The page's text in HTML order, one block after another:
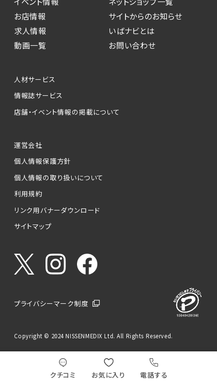
クチコミ お気に入り 電話する
お店情報
求人情報
動画一覧
サイトからのお知らせ
いばナビとは
お問い合わせ
人材サービス
情報誌サービス
店舗・イベント情報の掲載について
運営会社
個人情報保護方針
個人情報の取り扱いについて
利用規約
リンク用バナーダウンロード
サイトマップ
プライバシーマーク制度
Copyright © 2024 NISSENMEDIX Ltd. All Rights Reserved.